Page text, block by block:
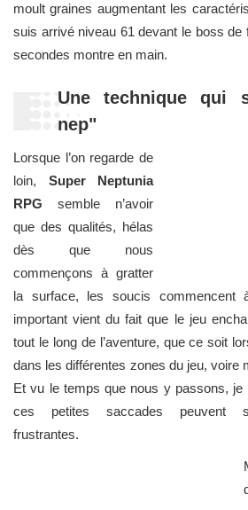
moult graines augmentant les
suis arrivé niveau 61 devant le boss de
secondes montre en main.
Une technique qui
nep"
Lorsque l’on regarde de
loin, Super Neptunia
RPG semble n’avoir
que des qualités, hélas
dès que nous
commençons à gratter
la surface, les soucis commencent
important vient du fait que le jeu
tout le long de l’aventure, que ce soit
dans les différentes zones du jeu, voire
Et vu le temps que nous y passons,
ces petites saccades peuvent
frustrantes.